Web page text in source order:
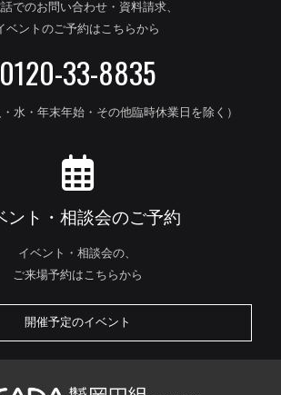
でのお問い合わせ・資料請求、
ベントのご予約はこちらから
0120-33-8835
水・年末年始・その他臨時休業日を除く）
ント・相談会のご予約
イベント・相談会の、
ご来場予約はこちらから
開催予定のイベント